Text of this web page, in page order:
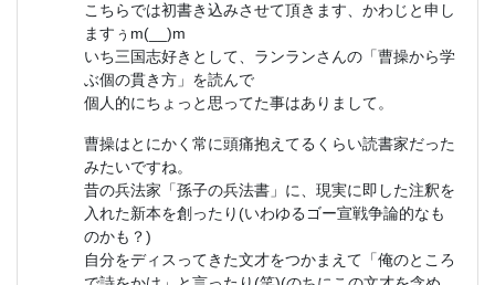
こちらでは初書き込みさせて頂きます、かわじと申し
ますぅm(__)m
いち三国志好きとして、ランランさんの「曹操から学
ぶ個の貫き方」を読んで
個人的にちょっと思ってた事はありまして。
曹操はとにかく常に頭痛抱えてるくらい読書家だった
みたいですね。
昔の兵法家「孫子の兵法書」に、現実に即した注釈を
入れた新本を創ったり(いわゆるゴー宣戦争論的なも
のかも？)
自分をディスってきた文才をつかまえて「俺のところ